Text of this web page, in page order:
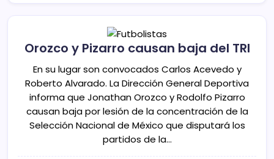
Orozco y Pizarro causan baja del TRI
En su lugar son convocados Carlos Acevedo y
Roberto Alvarado. La Dirección General Deportiva
informa que Jonathan Orozco y Rodolfo Pizarro
causan baja por lesión de la concentración de la
Selección Nacional de México que disputará los
partidos de la…